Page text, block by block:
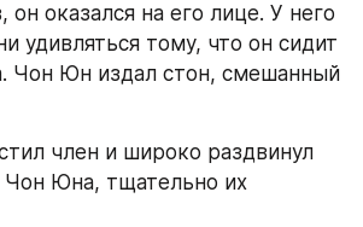
он оказался на его лице. У него
удивляться тому, что он сидит
Чон Юн издал стон, смешанный
член и широко раздвинул
Юна, тщательно их